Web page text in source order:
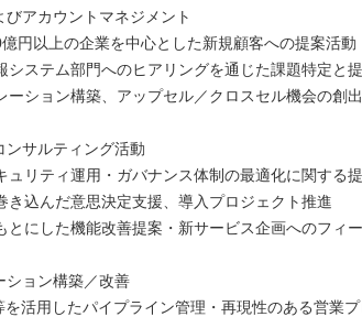
びアカウントマネジメント
億円以上の企業を中心とした新規顧客への提案活動
システム部門へのヒアリングを通じた課題特定と
ーション構築、アップセル／クロスセル機会の創出
ンサルティング活動
ュリティ運用・ガバナンス体制の最適化に関する
き込んだ意思決定支援、導入プロジェクト推進
とにした機能改善提案・新サービス企画へのフィ
ション構築／改善
を活用したパイプライン管理・再現性のある営業